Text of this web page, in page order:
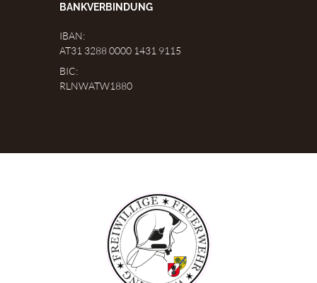
BANKVERBINDUNG
IBAN:
AT31 3288 0000 1431 9115
BIC:
RLNWATW1880